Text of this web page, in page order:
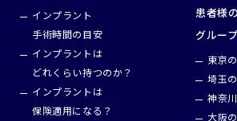
善 虫歯や歯周病、事故による怪我など様々
補う方法としてインプラントがあります。
べ、インプラントはより自然な見た目に仕
め、印象を大切にされる方にとって大きな
Point2）通院回数を少なく歯の問題を解消
度も歯科医院に通院するのが難しく、なる
く・短期間のうちに治療を終わらせたいと
インプラント
手術時間の目安
インプラントは
どれくらい持つのか？
インプラントは
保険適用になる？
患者様
グルー
東京
埼玉
神奈
大阪